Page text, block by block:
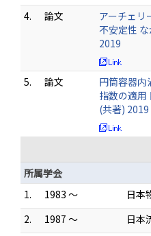
4. 論文
アーチェリ
不安定性
2019
5. 論文
円筒容器内
指数の適用
(共著) 2019
所属学会
1.
1983 ～
日本
2.
1987 ～
日本